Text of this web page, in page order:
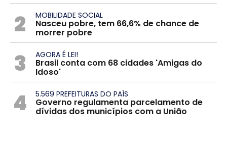
2 MOBILIDADE SOCIAL
Nasceu pobre, tem 66,6% de chance de
morrer pobre
3 AGORA É LEI!
Brasil conta com 68 cidades 'Amigas do
Idoso'
4 5.569 PREFEITURAS DO PAÍS
Governo regulamenta parcelamento de
dívidas dos municípios com a União